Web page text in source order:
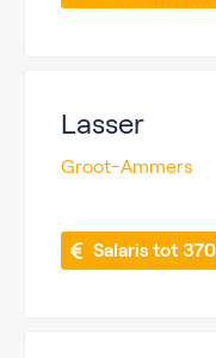
Lasser
Groot-Ammers
Salaris tot